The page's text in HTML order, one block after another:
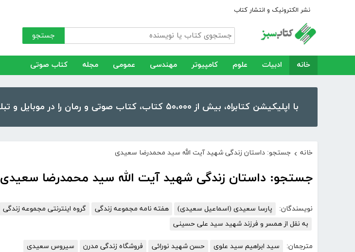
نشر الکترونیک و انتشار کتاب
جستجو
خانه ادبیات علوم کامپیوتر مهندسی عمومی مجله کتاب صوتی
با اپلیکیشن کتابراه، بیش از ۵۰،۰۰۰ کتاب، کتاب صوتی و رمان را در موبایل و تبلت خود داشته باشید!
خانه › جستجو: داستان زندگی شهید آیت الله سید محمدرضا سعیدی
جستجو: داستان زندگی شهید آیت الله سید محمدرضا سعیدی
نویسندگان: پارسا سعیدی (اسماعیل سعیدی) هفته نامه مجموعه زندگی
گروه اینترنتی مجموعه زندگی
به نقل از همسر و فرزند شهید سید علی حسینی
مترجمان: سید ابراهیم سید علوی حسن شهید نورائی فروشگاه زندگی مدرن سیروس سعیدی